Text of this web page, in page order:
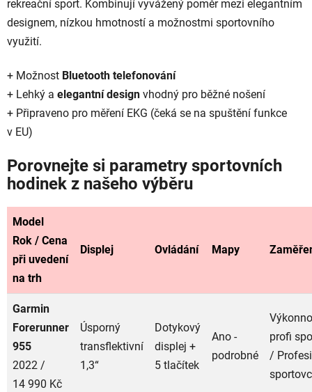
rekreační sport. Kombinují vyvážený poměr mezi elegantním
designem, nízkou hmotností a možnostmi sportovního
využití.
+ Možnost Bluetooth telefonování
+ Lehký a elegantní design vhodný pro běžné nošení
+ Připraveno pro měření EKG (čeká se na spuštění funkce
v EU)
Porovnejte si parametry sportovních
hodinek z našeho výběru
Model
Rok / Cena
při uvedení
na trh
Displej Ovládání Mapy
Garmin
Forerunner
955
2022 /
14 990 Kč
Úsporný
transflektivní
1,3“
Dotykový
displej +
5 tlačítek
Ano -
podrobné
profi
/